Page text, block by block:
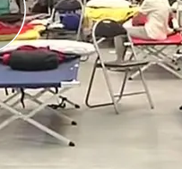
la mañana al
a las provincias